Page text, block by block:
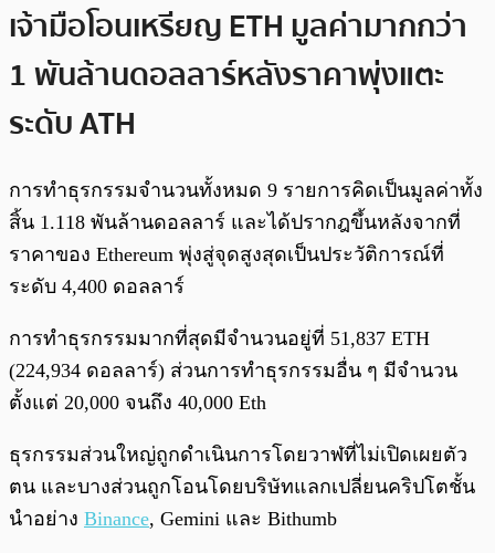
เจ้ามือโอนเหรียญ ETH มูลค่ามากกว่า
1 พันล้านดอลลาร์หลังราคาพุ่งแตะ
ระดับ ATH
การทำธุรกรรมจำนวนทั้งหมด 9 รายการคิดเป็นมูลค่าทั้ง
สิ้น 1.118 พันล้านดอลลาร์ และได้ปรากฎขึ้นหลังจากที่
ราคาของ Ethereum พุ่งสู่จุดสูงสุดเป็นประวัติการณ์ที่
ระดับ 4,400 ดอลลาร์
การทำธุรกรรมมากที่สุดมีจำนวนอยู่ที่ 51,837 ETH
(224,934 ดอลลาร์) ส่วนการทำธุรกรรมอื่น ๆ มีจำนวน
ตั้งแต่ 20,000 จนถึง 40,000 Eth
ธุรกรรมส่วนใหญ่ถูกดำเนินการโดยวาฬที่ไม่เปิดเผยตัว
ตน และบางส่วนถูกโอนโดยบริษัทแลกเปลี่ยนคริปโตชั้น
นำอย่าง Binance, Gemini และ Bithumb